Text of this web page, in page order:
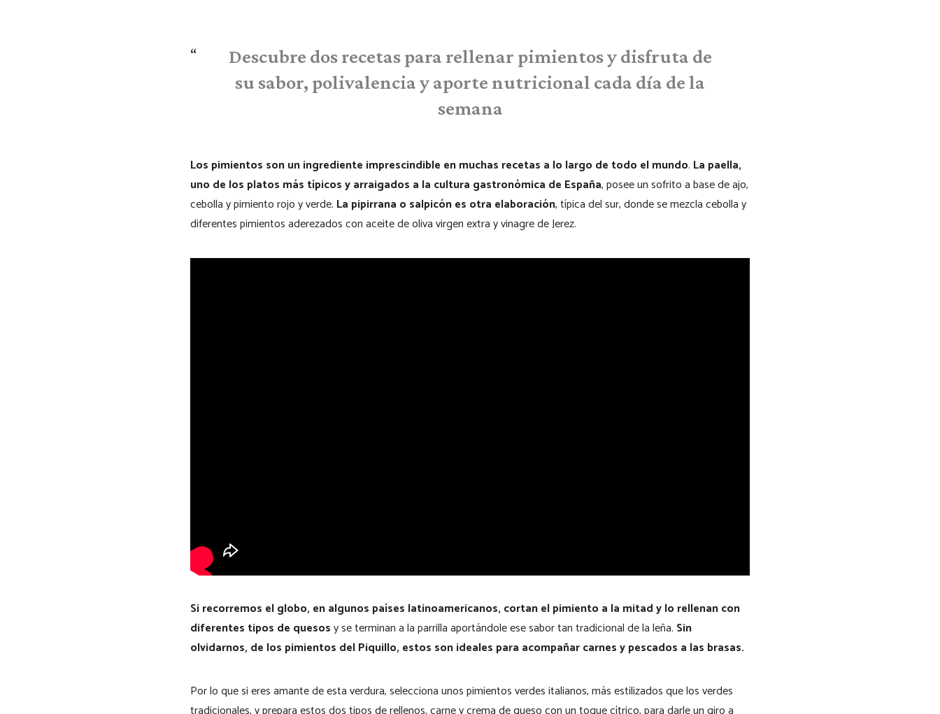
Descubre dos recetas para rellenar pimientos y disfruta de
su sabor, polivalencia y aporte nutricional cada día de la
semana
Los pimientos son un ingrediente imprescindible en muchas recetas a lo largo de todo el mundo. La paella,
uno de los platos más típicos y arraigados a la cultura gastronómica de España, posee un sofrito a base de ajo,
cebolla y pimiento rojo y verde. La pipirrana o salpicón es otra elaboración, típica del sur, donde se mezcla cebolla y
diferentes pimientos aderezados con aceite de oliva virgen extra y vinagre de Jerez.
Si recorremos el globo, en algunos países latinoamericanos, cortan el pimiento a la mitad y lo rellenan con
diferentes tipos de quesosy se terminan a la parrilla aportándole ese sabor tan tradicional de la leña. Sin
olvidarnos, de los pimientos del Piquillo, estos son ideales para acompañar carnes y pescados a las brasas.
Por lo que si eres amante de esta verdura, selecciona unos pimientos verdes italianos, más estilizados que los verdes